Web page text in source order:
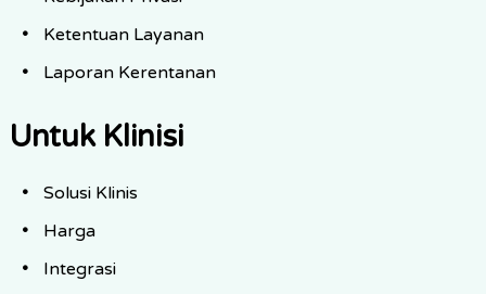
Ketentuan Layanan
Laporan Kerentanan
Untuk Klinisi
Solusi Klinis
Harga
Integrasi